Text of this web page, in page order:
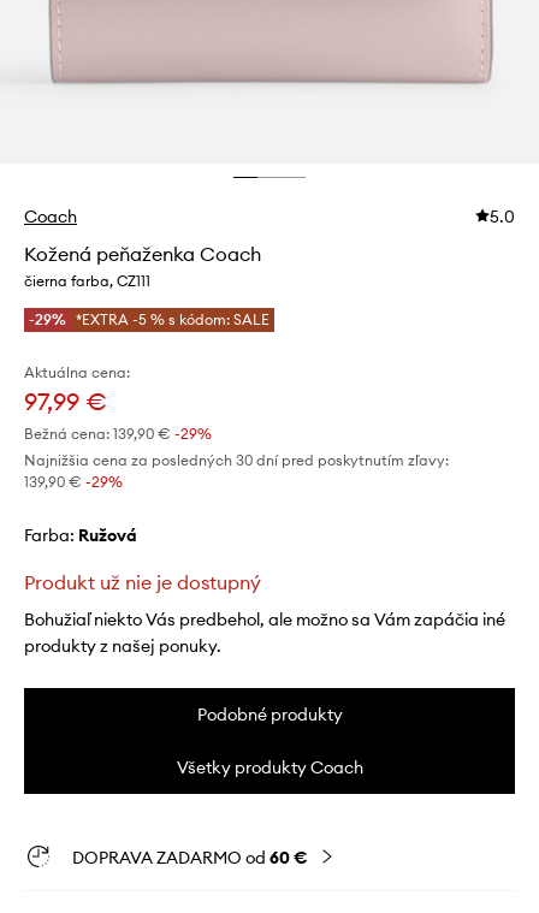
Coach 5.0
Kožená peňaženka Coach
čierna farba, CZ111
-29% *EXTRA -5 % s kódom: SALE
Aktuálna cena:
97,99 €
Bežná cena: 139,90 € -29%
Najnižšia cena za posledných 30 dní pred poskytnutím zľavy:
139,90 € -29%
Farba: ružová
Produkt už nie je dostupný
Bohužiaľ niekto Vás predbehol, ale možno sa Vám zapáčia iné
produkty z našej ponuky.
Podobné produkty
Všetky produkty Coach
DOPRAVA ZADARMO od 60 €